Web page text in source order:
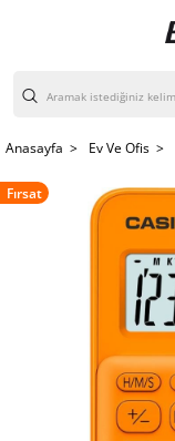
Anasayfa > Ev Ve Ofis >
Fırsat